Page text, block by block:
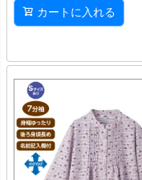
カートに入れる